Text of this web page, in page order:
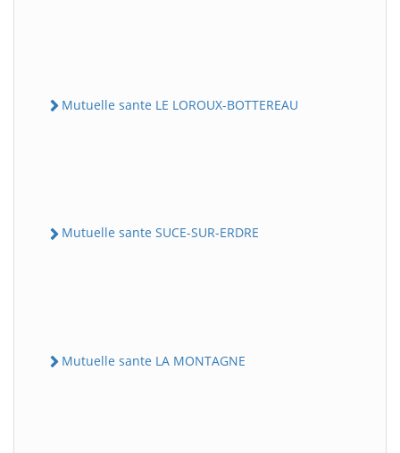
Mutuelle sante LE LOROUX-BOTTEREAU
Mutuelle sante SUCE-SUR-ERDRE
Mutuelle sante LA MONTAGNE